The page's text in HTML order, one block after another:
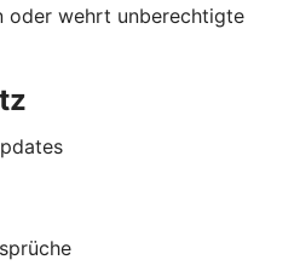
oder wehrt unberechtigte